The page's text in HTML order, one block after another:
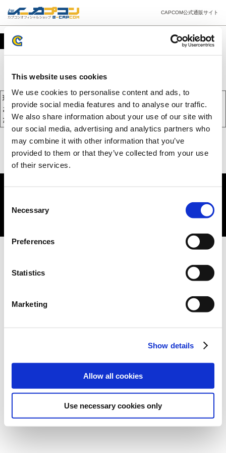
This website uses cookies
We use cookies to personalise content and ads, to
provide social media features and to analyse our traffic.
We also share information about your use of our site with
our social media, advertising and analytics partners who
may combine it with other information that you’ve
provided to them or that they’ve collected from your use
of their services.
Selection
Necessary
Preferences
Statistics
Marketing
Show details
Allow all cookies
Use necessary cookies only
CAPCOM公式通販サイト
カート
現在、カートには商品が入っておりません。
お買い物を続けるには下の 「お買い物を続ける」 をクリックしてく
ださい。